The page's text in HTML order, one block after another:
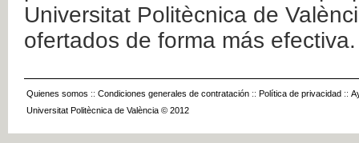
Universitat Politècnica de
ofertados de forma más efectiva.
Quienes somos :: Condiciones generales de contratación :: Política de privacidad ::
Universitat Politècnica de València © 2012